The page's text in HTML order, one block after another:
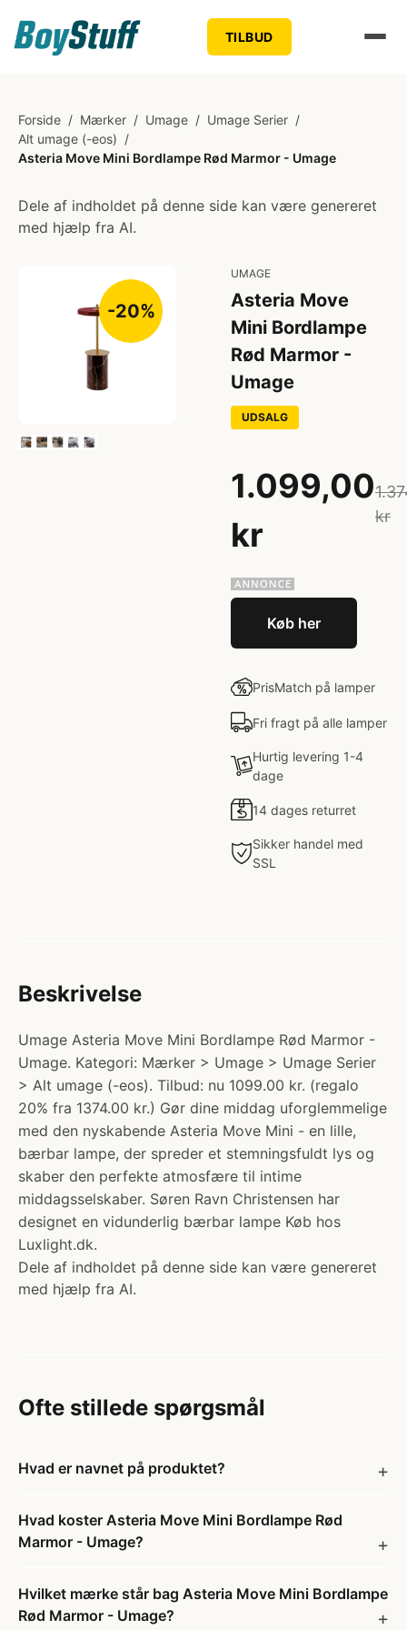
TILBUD
Forside / Mærker / Umage / Umage Serier /
Alt umage (-eos) /
Asteria Move Mini Bordlampe Rød Marmor - Umage
Dele af indholdet på denne side kan være genereret
med hjælp fra AI.
-20%
UMAGE
Asteria Move
Mini Bordlampe
Rød Marmor -
Umage
UDSALG
1.099,00
kr
kr
Køb her
PrisMatch på lamper
Fri fragt på alle lamper
Hurtig levering 1-4
dage
14 dages returret
Sikker handel med
SSL
Beskrivelse
Umage Asteria Move Mini Bordlampe Rød Marmor -
Umage. Kategori: Mærker > Umage > Umage Serier
> Alt umage (-eos). Tilbud: nu 1099.00 kr. (regalo
20% fra 1374.00 kr.) Gør dine middag uforglemmelige
med den nyskabende Asteria Move Mini - en lille,
bærbar lampe, der spreder et stemningsfuldt lys og
skaber den perfekte atmosfære til intime
middagsselskaber. Søren Ravn Christensen har
designet en vidunderlig bærbar lampe Køb hos
Luxlight.dk.
Dele af indholdet på denne side kan være genereret
med hjælp fra AI.
Ofte stillede spørgsmål
Hvad er navnet på produktet?
Hvad koster Asteria Move Mini Bordlampe Rød
Marmor - Umage?
Hvilket mærke står bag Asteria Move Mini Bordlampe
Rød Marmor - Umage?